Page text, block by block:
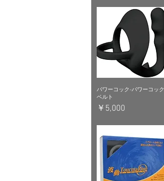
パワーコック-パワーコック
ベルト
価格
￥5,000